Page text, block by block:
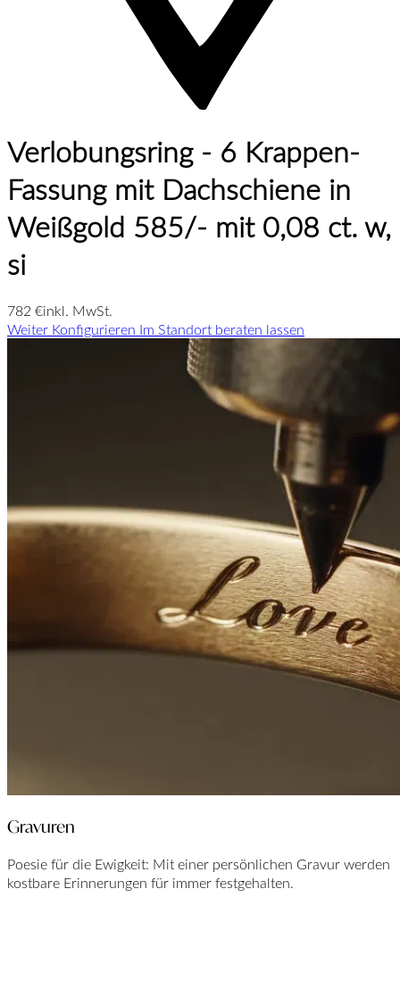
Verlobungsring - 6 Krappen-
Fassung mit Dachschiene in
Weißgold 585/- mit 0,08 ct. w,
si
782 €inkl. MwSt.
Weiter Konfigurieren Im Standort beraten lassen
Gravuren
Poesie für die Ewigkeit: Mit einer persönlichen Gravur werden
kostbare Erinnerungen für immer festgehalten.